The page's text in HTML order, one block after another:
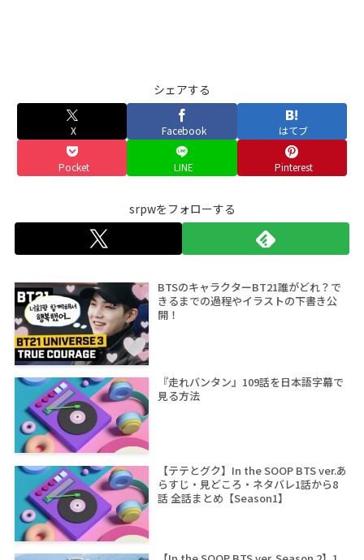
シェアする
X Facebook はてブ
Pocket LINE Pinterest
srpwをフォローする
BTSのキャラクターBT21誰がどれ？で
きるまでの過程やイラストの下書き公
開！
『走れバンタン』109話を日本語字幕で
見る方法
【テテとグク】In the SOOP BTS ver.あ
らすじ・見どころ・ネタバレ1話から8
話 全話まとめ【Season1】